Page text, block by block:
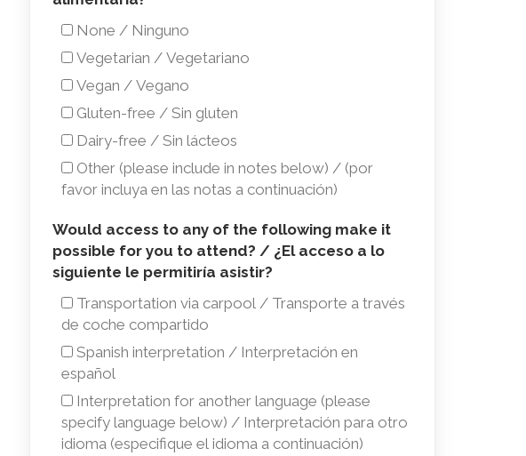
allergies
or
food
restrictions?
/
alguna
alergia
o
restricción
alimentaria?
None / Ninguno
Vegetarian / Vegetariano
Vegan / Vegano
Gluten-free / Sin gluten
Dairy-free / Sin lácteos
Other (please include in notes below) / (por
favor incluya en las notas a continuación)
Would
access
to
any
of
the
following
make
Would access to any of the following make it
possible for you to attend? / ¿El acceso a lo
siguiente le permitiría asistir?
Transportation via carpool / Transporte a través
de coche compartido
Spanish interpretation / Interpretación en
español
Interpretation for another language (please
specify language below) / Interpretación para otro
idioma (especifique el idioma a continuación)